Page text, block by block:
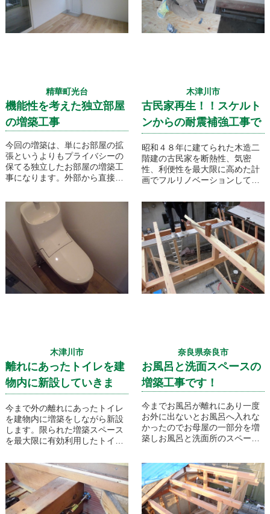
精華町光台
機能性を考えた独立部屋
の増築工事
今回の増築は、単にお部屋の拡
張というよりもプライバシーの
保てる独立したお部屋の増築工
事になります。外部から直接入
となっております！
木津川市
古民家再生！！スケルト
ンからの耐震補強工事で
昭和４８年に建てられた木造二
階建の古民家を断熱性、気密
性、利便性を最大限に高めた計
画でフルリノベーションしてい
して、国からの補助金を利用し
ての耐震補強工事。大きな地震
にも
しっかりと耐えてくれる快適で
安心なお家に生まれ変わりま
す！
木津川市
離れにあったトイレを建
物内に新設していきま
今まで外の離れにあったトイレ
を建物内に増築をしながら新設
します。限られた増築スペース
を最大限に有効利用したトイレ
奈良県奈良市
お風呂と洗面スペースの
増築工事です！
今までお風呂が離れにあり一度
お外に出ないとお風呂へ入れな
かったのでお母屋の一部分を増
築しお風呂と洗面所のスペース